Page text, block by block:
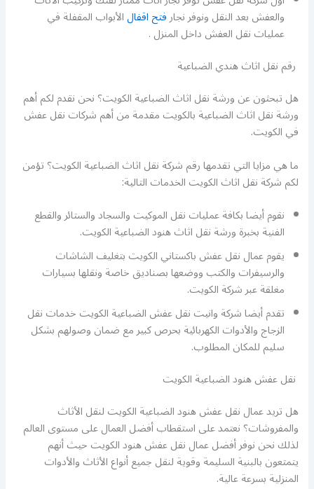
والعفش بعد النقل ونوفر نجارفتح اقفالالأبواب المقفلة في
عمليات نقل العفش داخل المنزل .
رقم نقل اثاث هندي الضباعية
هل تبحثون عن ورشة نقل اثاث الضباعية الكويت؟ نحن نقدم لكم أهم
ورشة نقل اثاث الضباعية بالكويت مقدمة من أهم شركات نقل عفش
في الكويت.
ما هي مزايا التي تقدمها رقم شركة نقل اثاث الضباعية الكويت؟ تؤمن
لكم شركة نقل اثاث الكويت الخدمات التالية:
نقوم أيضا بكافة عمليات نقل الموكيت والسجاد والستائر والقطع
الفنية بخبرة ورشة نقل اثاث هنود الضباعية الكويت.
يقوم عمال نقل عفش باكستاني الكويت بتغليف الشاشات
والرسيفرات والكتب ووضعها بصناديق خاصة ونقلها بسيارات
مغلقة عبر شركة الكويت.
تقدم أيضا شركة وانيت نقل عفش الضباعية الكويت خدمات نقل
الزجاج والأدوات الكهربائية بحرص كبير مع ضمان وصولهم بشكل
سليم للمكان المطلوب.
نقل عفش هنود الضباعية الكويت
هل تريد عمال نقل عفش هنود الضباعية الكويت لنقل الأثاث
والمفروشات؟ نعتمد على استقطاب أفضل العمال على مستوى العالم
لذلك نحن نوفر أفضل عمال نقل عفش هنود الكويت حيث أنهم
يتمتعون بالبنية السليمة وقوية لنقل جميع أنواع الأثاث والأدوات
المنزلية بسرعة عالية.